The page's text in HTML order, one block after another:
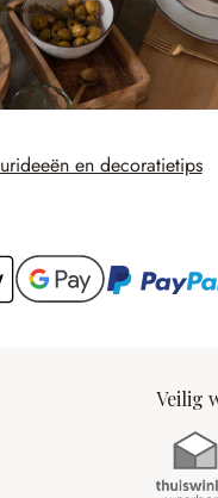
en decoratietips
Veilig